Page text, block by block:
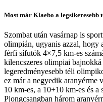
Most már Klaebo a legsikeresebb
Szombat után vasárnap is
olimpián, ugyanis azzal, hogy
férfi sífutók 4×7,5 km-es
kilencszeres olimpiai
legeredményesebb téli
ez már a negyedik aranyérme
10 km-es, a 10+10 km-es és
Pjongcsangban három